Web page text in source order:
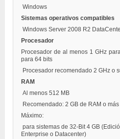
Windows
Sistemas operativos compatibles
Windows Server 2008 R2
Procesador
Procesador de al menos 1 GHz
para 64 bits
Procesador recomendado 2 GHz o
RAM
Al menos 512 MB
Recomendado: 2 GB de RAM o más
Máximo:
para sistemas de 32-Bit 4 GB
Enterprise o Datacenter)